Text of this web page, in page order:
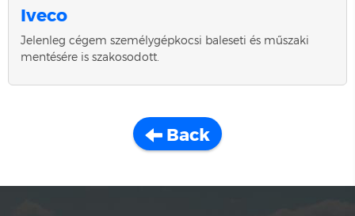
Iveco
Jelenleg cégem személygépkocsi baleseti és műszaki
mentésére is szakosodott.
Back